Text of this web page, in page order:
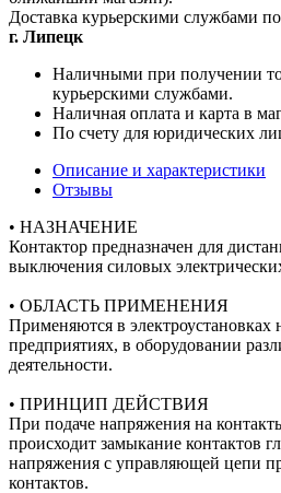
Доставка курьерскими службами
г. Липецк
Наличными при получении
курьерскими службами.
Наличная оплата и карта в
По счету для юридических
Описание и характеристики
Отзывы
• НАЗНАЧЕНИЕ
Контактор предназначен для
выключения силовых
• ОБЛАСТЬ ПРИМЕНЕНИЯ
Применяются в
предприятиях, в оборудовании
деятельности.
• ПРИНЦИП ДЕЙСТВИЯ
При подаче напряжения на
происходит замыкание контактов
напряжения с управляющей цепи
контактов.